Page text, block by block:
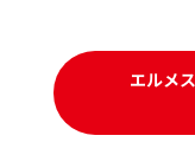
エルメ